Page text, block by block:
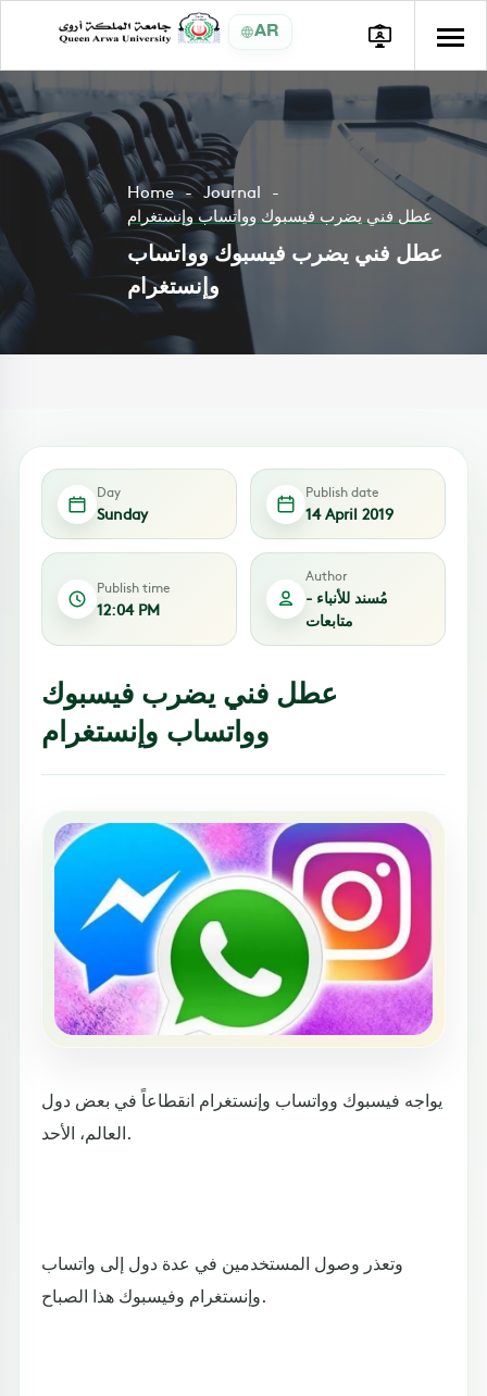
AR
Home
Journal
عطل فني يضرب فيسبوك وواتساب وإنستغرام
عطل فني يضرب فيسبوك وواتساب
وإنستغرام
Day
Sunday
Publish date
14 April 2019
Publish time
12:04 PM
Author
مُسند للأنباء -
متابعات
عطل فني يضرب فيسبوك
وواتساب وإنستغرام
يواجه فيسبوك وواتساب وإنستغرام انقطاعاً في بعض دول
العالم، الأحد.
وتعذر وصول المستخدمين في عدة دول إلى واتساب
وإنستغرام وفيسبوك هذا الصباح.